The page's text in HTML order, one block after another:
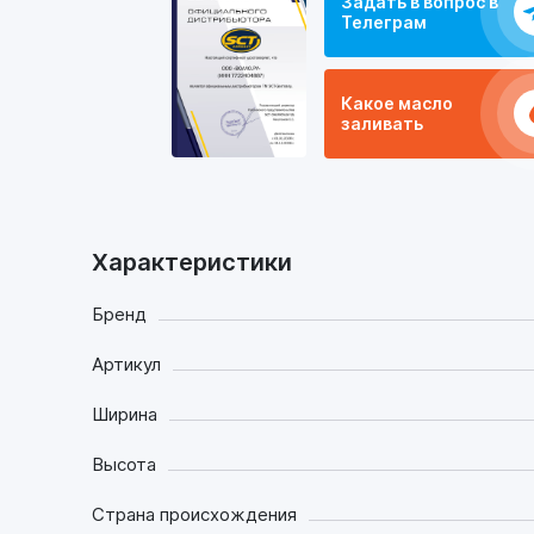
Телеграм
Какое масло
заливать
Характеристики
Бренд
Артикул
Ширина
Высота
Страна происхождения